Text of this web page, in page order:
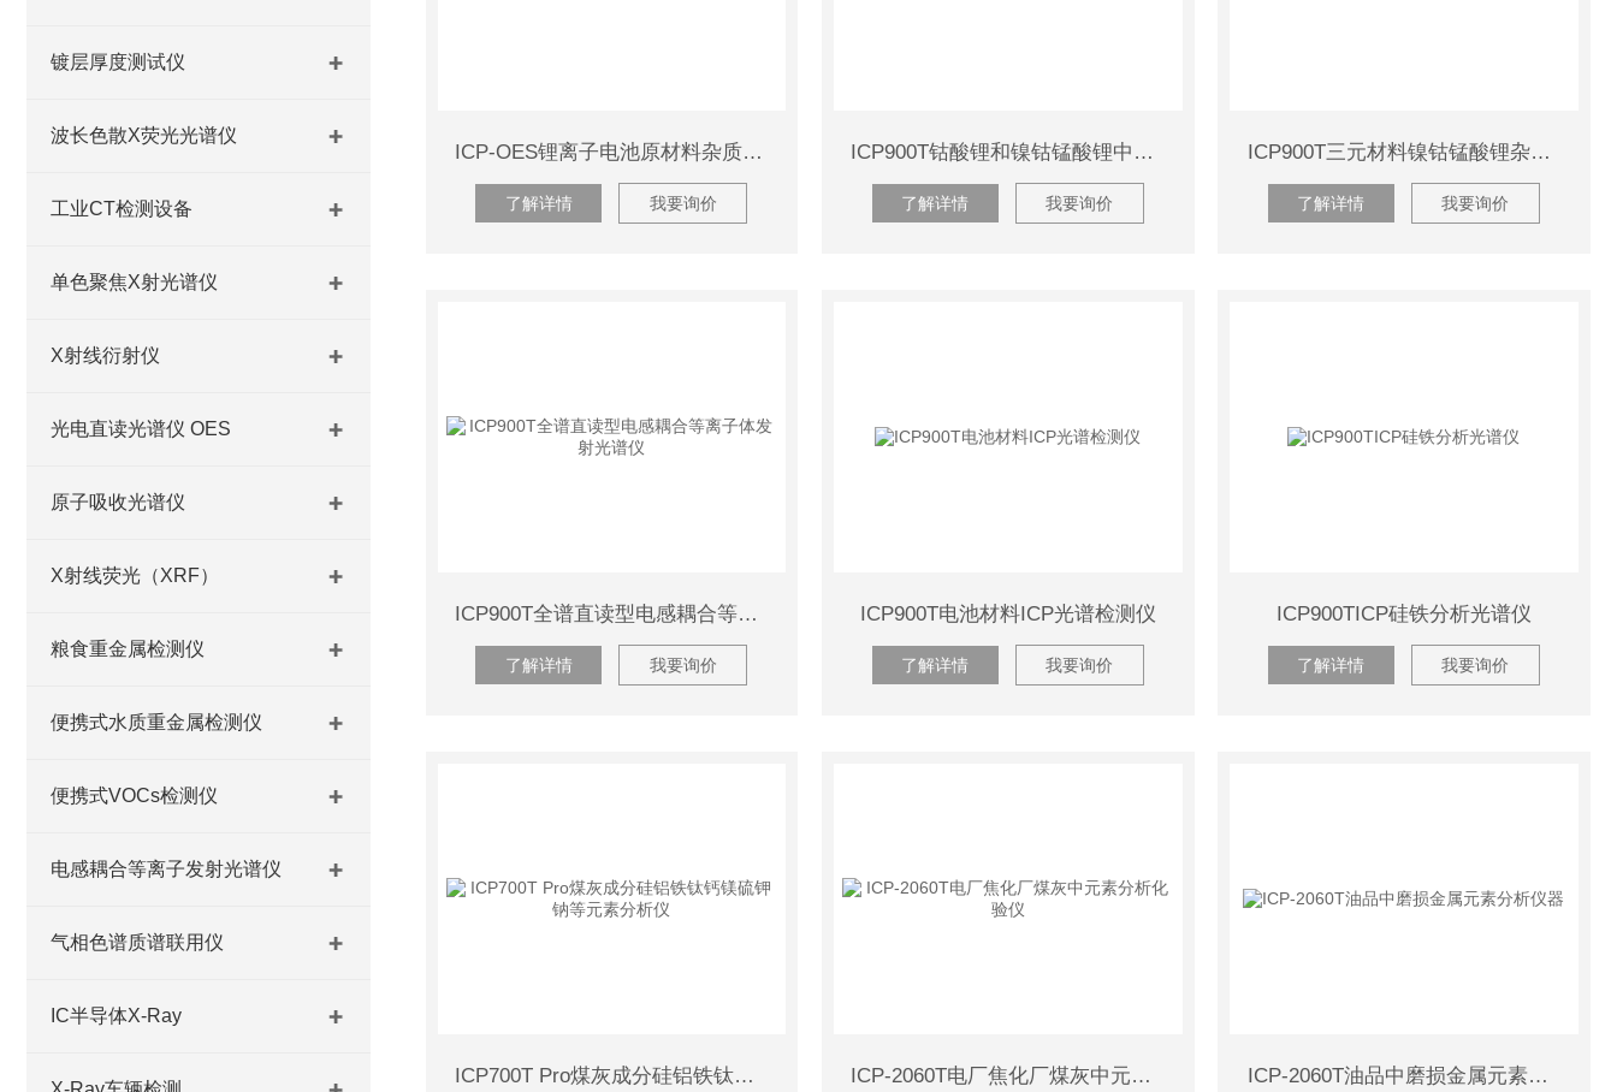
镀层厚度测试仪
波长色散X荧光光谱仪
工业CT检测设备
单色聚焦X射光谱仪
X射线衍射仪
光电直读光谱仪 OES
原子吸收光谱仪
X射线荧光（XRF）
粮食重金属检测仪
便携式水质重金属检测仪
便携式VOCs检测仪
电感耦合等离子发射光谱仪
气相色谱质谱联用仪
IC半导体X-Ray
ICP-OES锂离子电池原材料杂质含量ICP分析仪
了解详情 我要询价
ICP900T‌钴酸锂和镍钴锰酸锂中8种金属元素分析仪
了解详情 我要询价
ICP900T‌三元材料镍钴锰酸锂杂质元素ICP检测仪
了解详情 我要询价
ICP900T‌全谱直读型电感耦合等离子体发射光谱仪
了解详情 我要询价
ICP900T‌电池材料ICP光谱检测仪
了解详情 我要询价
ICP900T‌ICP硅铁分析光谱仪
了解详情 我要询价
‌ICP700T Pro煤灰成分硅铝铁钛钙镁硫钾钠等元素分析仪 ICP-2060T电厂焦化厂煤灰中元素分析化验仪 ICP-2060T油品中磨损金属元素分析仪器